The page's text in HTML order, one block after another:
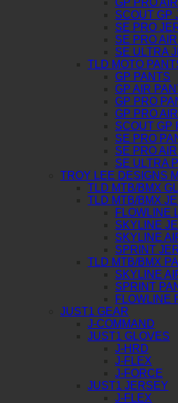
SCOUT GP
SE PRO
SE PRO
SE ULTRA
TLD MOTO
GP PANTS
GP AIR
GP PRO
GP PRO
SCOUT GP
SE PRO
SE PRO
SE ULTRA
TROY LEE DESIGNS
TLD MTB/BMX
TLD MTB/BMX
FLOWLINE
SKYLINE
SKYLINE
SPRINT
TLD MTB/BMX
SKYLINE
SPRINT
FLOWLINE
JUST1 GEAR
J-COMMAND
JUST1 GLOVES
J-HRD
J-FLEX
J-FORCE
JUST1 JERSEY
J-FLEX